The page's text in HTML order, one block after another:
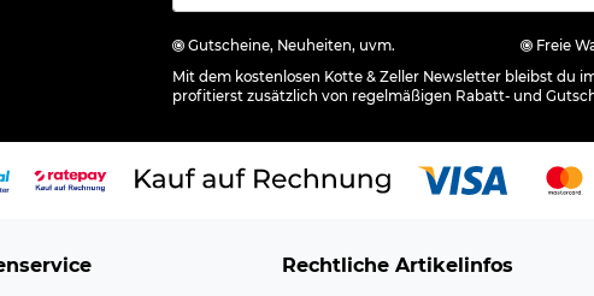
Gutscheine, Neuheiten, uvm. Freie
Mit dem kostenlosen Kotte & Zeller Newsletter bleibst du
profitierst zusätzlich von regelmäßigen Rabatt- und
Rechtliche Artikelinfos